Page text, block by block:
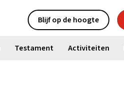
Blijf op de hoogte
Testament Activiteiten